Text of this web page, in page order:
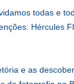
todas e
Hércules
e as